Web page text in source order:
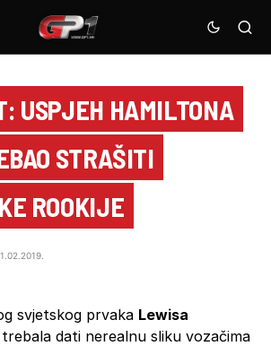
USPJEH HAMILTONA
STRAŠITI
ROOKIJE
svjetskog prvaka Lewisa
dati nerealnu sliku vozačima